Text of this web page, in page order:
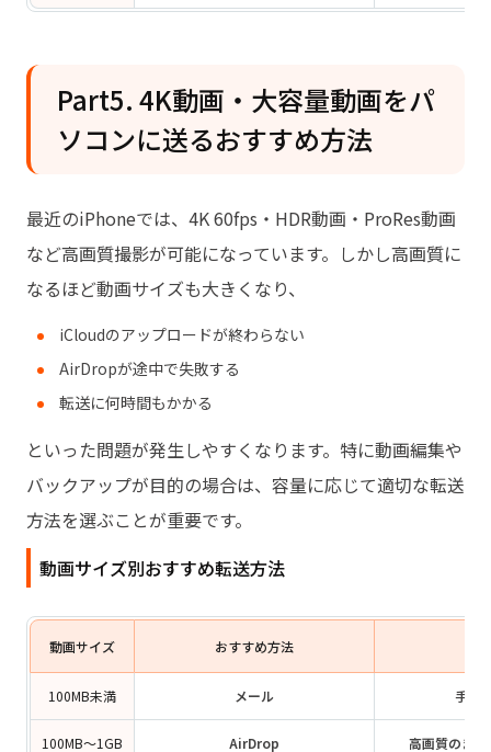
Part5. 4K動画・大容量動画をパ
ソコンに送るおすすめ方法
最近のiPhoneでは、4K 60fps・HDR動画・ProRes動画
など高画質撮影が可能になっています。しかし高画質に
なるほど動画サイズも大きくなり、
iCloudのアップロードが終わらない
AirDropが途中で失敗する
転送に何時間もかかる
といった問題が発生しやすくなります。特に動画編集や
バックアップが目的の場合は、容量に応じて適切な転送
方法を選ぶことが重要です。
動画サイズ別おすすめ転送方法
動画サイズ おすすめ方法
100MB未満 メール 手軽
100MB〜1GB AirDrop 高画質のま